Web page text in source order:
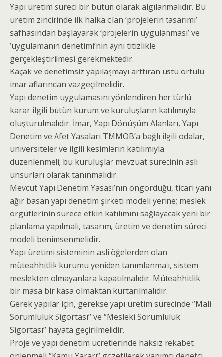
Yapı üretim süreci bir bütün olarak algılanmalıdır. Bu
üretim zincirinde ilk halka olan ‘projelerin tasarımı’
safhasından başlayarak ‘projelerin uygulanması’ ve
’uygulamanın denetimi’nin aynı titizlikle
gerçekleştirilmesi gerekmektedir.
Kaçak ve denetimsiz yapılaşmayı arttıran üstü örtülü
imar aflarından vazgeçilmelidir.
Yapı denetim uygulamasını yönlendiren her türlü
karar ilgili bütün kurum ve kuruluşların katılımıyla
oluşturulmalıdır. İmar, Yapı Dönüşüm Alanları, Yapı
Denetim ve Afet Yasaları TMMOB’a bağlı ilgili odalar,
üniversiteler ve ilgili kesimlerin katılımıyla
düzenlenmeli; bu kuruluşlar mevzuat sürecinin asli
unsurları olarak tanınmalıdır.
Mevcut Yapı Denetim Yasası’nın öngördüğü, ticari yanı
ağır basan yapı denetim şirketi modeli yerine; meslek
örgütlerinin sürece etkin katılımını sağlayacak yeni bir
planlama yapılmalı, tasarım, üretim ve denetim süreci
modeli benimsenmelidir.
Yapı üretimi sisteminin asli öğelerden olan
müteahhitlik kurumu yeniden tanımlanmalı, sistem
meslekten olmayanlara kapatılmalıdır. Müteahhitlik
bir masa bir kasa olmaktan kurtarılmalıdır.
Gerek yapılar için, gerekse yapı üretim sürecinde ‘’Mali
Sorumluluk Sigortası’’ ve ‘’Mesleki Sorumluluk
Sigortası’’ hayata geçirilmelidir.
Proje ve yapı denetim ücretlerinde haksız rekabet